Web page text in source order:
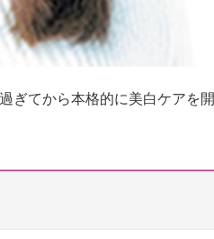
ぎてから本格的に美白ケアを開